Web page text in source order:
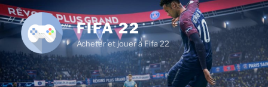
Aller
au
contenu
principal
FIFA 22
Acheter et jouer à Fifa 22